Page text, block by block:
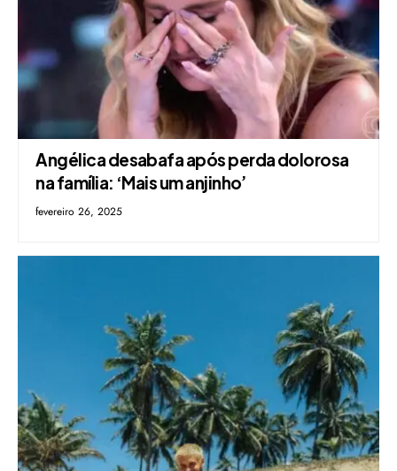
Angélica desabafa após perda dolorosa
na família: ‘Mais um anjinho’
fevereiro 26, 2025